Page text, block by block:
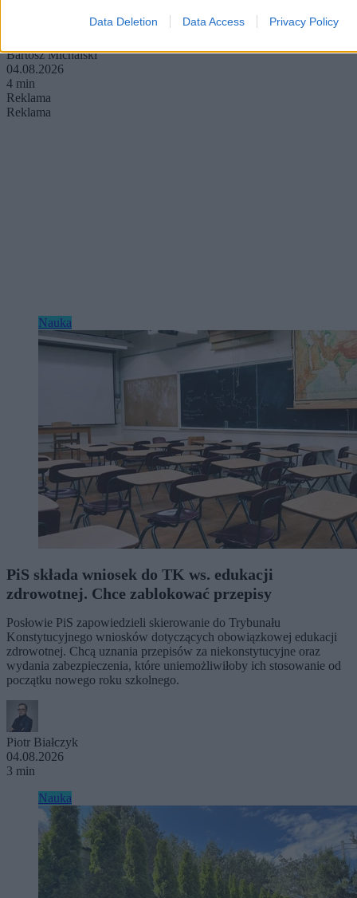
Data Deletion Data Access Privacy Policy
Bartosz Michalski
04.08.2026
4 min
Reklama
Reklama
Nauka
PiS składa wniosek do TK ws. edukacji
zdrowotnej. Chce zablokować przepisy
Posłowie PiS zapowiedzieli skierowanie do Trybunału
Konstytucyjnego wniosków dotyczących obowiązkowej edukacji
zdrowotnej. Chcą uznania przepisów za niekonstytucyjne oraz
wydania zabezpieczenia, które uniemożliwiłoby ich stosowanie od
początku nowego roku szkolnego.
Piotr Białczyk
04.08.2026
3 min
Nauka